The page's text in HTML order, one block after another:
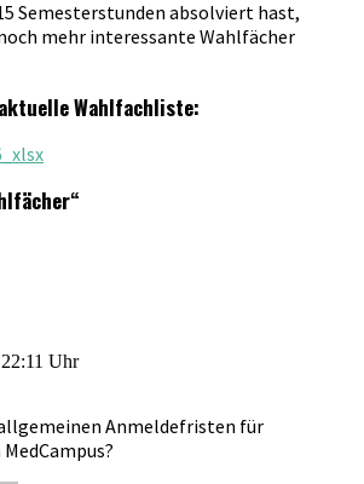
Semesterstunden absolviert hast,
mehr interessante Wahlfächer
Wahlfachliste:
“
Uhr
Anmeldefristen für